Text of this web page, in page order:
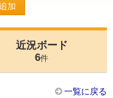
加
近況ボード
6件
一覧に戻る